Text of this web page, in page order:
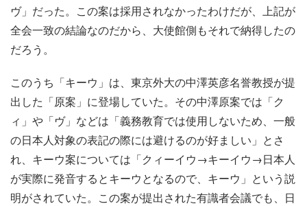
ヴ」だった。この案は採用されなかったわけだが、上記が
全会一致の結論なのだから、大使館側もそれで納得したの
だろう。
このうち「キーウ」は、東京外大の中澤英彦名誉教授が提
出した「原案」に登場していた。その中澤原案では「ク
ィ」や「ヴ」などは「義務教育では使用しないため、一般
の日本人対象の表記の際には避けるのが好ましい」とさ
れ、キーウ案については「クィーイウ→キーイウ→日本人
が実際に発音するとキーウとなるので、キーウ」という説
明がされていた。この案が提出された有識者会議でも、日